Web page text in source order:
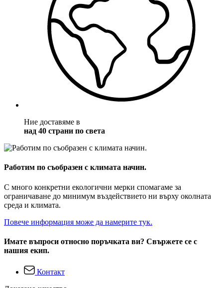
Ние доставяме в
над 40 страни по света
Работим по съобразен с климата начин.
С много конкретни екологични мерки спомагаме за
ограничаване до минимум въздействието ни върху околната
среда и климата.
Повече информация може да намерите тук.
Имате въпроси относно поръчката ви? Свържете се с
нашия екип.
Контакт